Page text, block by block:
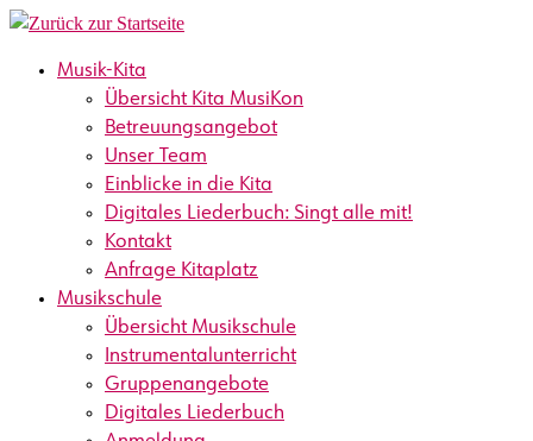
Zum
springenMusik-Kita
Übersicht Kita MusiKon
Betreuungsangebot
Unser Team
Einblicke in die Kita
Digitales Liederbuch: Singt alle mit!
Kontakt
Anfrage Kitaplatz
Musikschule
Übersicht Musikschule
Instrumentalunterricht
Gruppenangebote
Digitales Liederbuch